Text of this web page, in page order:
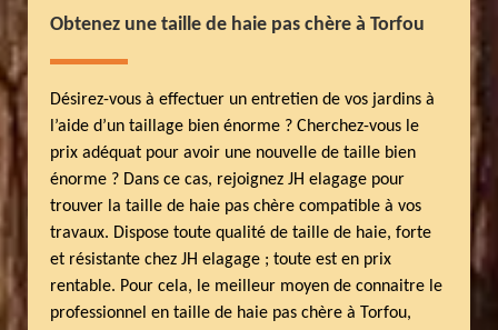
Obtenez une taille de haie pas chère à Torfou
Désirez-vous à effectuer un entretien de vos jardins à
l’aide d’un taillage bien énorme ? Cherchez-vous le
prix adéquat pour avoir une nouvelle de taille bien
énorme ? Dans ce cas, rejoignez JH elagage pour
trouver la taille de haie pas chère compatible à vos
travaux. Dispose toute qualité de taille de haie, forte
et résistante chez JH elagage ; toute est en prix
rentable. Pour cela, le meilleur moyen de connaitre le
professionnel en taille de haie pas chère à Torfou,